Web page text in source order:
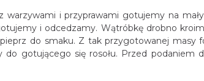
warzywami i przyprawami gotujemy na
i odcedzamy. Wątróbkę drobno
do smaku. Z tak przygotowanej masy
gotującego się rosołu. Przed podaniem